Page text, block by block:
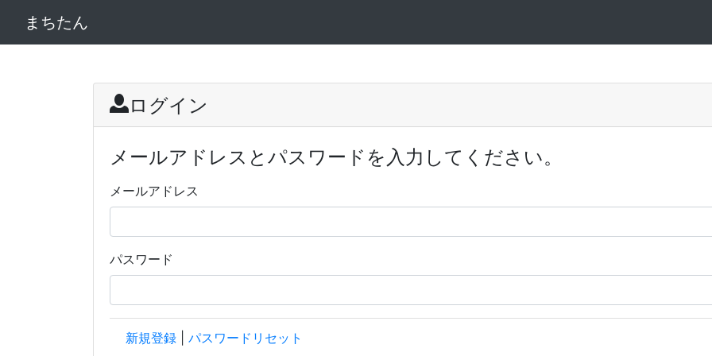
まちたん
ログイン
メールアドレスとパスワードを入力してください。
メールアドレス
パスワード
新規登録 パスワードリセット